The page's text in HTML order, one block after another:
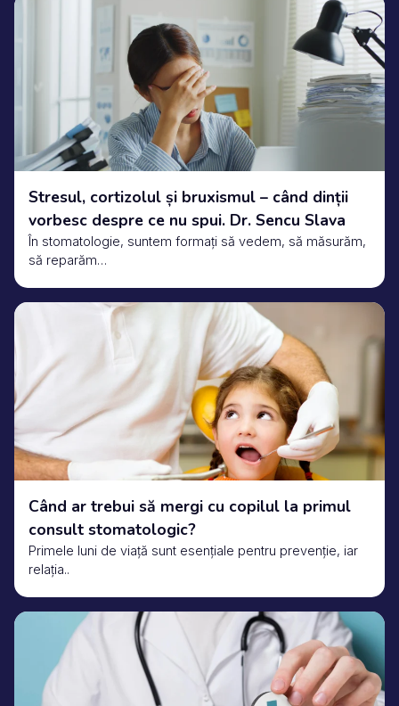
Stresul, cortizolul și bruxismul – când dinții
vorbesc despre ce nu spui. Dr. Sencu Slava
În stomatologie, suntem formați să vedem, să măsurăm,
să reparăm…
Când ar trebui să mergi cu copilul la primul
consult stomatologic?
Primele luni de viață sunt esențiale pentru prevenție, iar
relația..